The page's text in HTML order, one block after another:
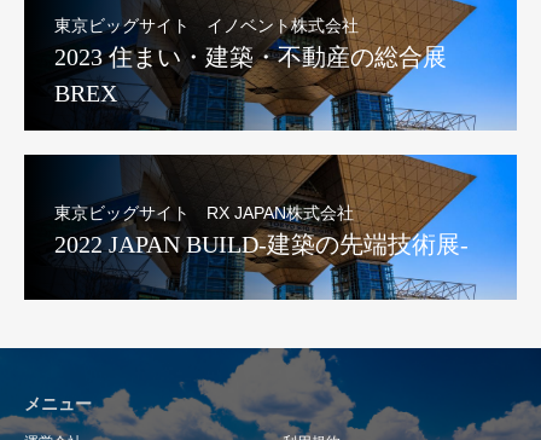
東京ビッグサイト イノベント株式会社
2023 住まい・建築・不動産の総合展
BREX
東京ビッグサイト RX JAPAN株式会社
2022 JAPAN BUILD-建築の先端技術展-
メニュー